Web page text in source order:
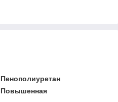
Пенополиуретан
Повышенная